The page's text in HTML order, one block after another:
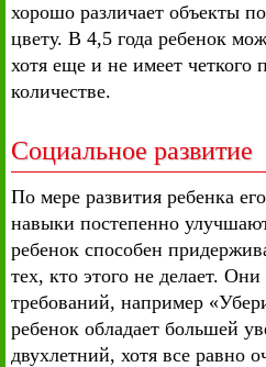
хорошо различает объекты
цвету. В 4,5 года ребенок
хотя еще и не имеет четкого
количестве.
Социальное развитие
По мере развития ребенка
навыки постепенно
ребенок способен
тех, кто этого не делает.
требований, например
ребенок обладает большей
двухлетний, хотя все равно